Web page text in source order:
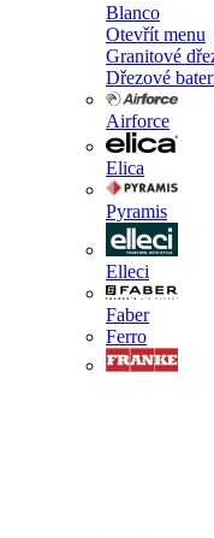
Blanco
Otevřít menu
Granitové
Dřezové
Airforce
Elica
Pyramis
Elleci
Faber
Ferro